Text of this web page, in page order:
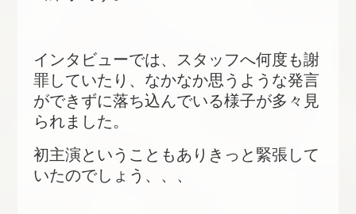
インタビューでは、スタッフへ何度も謝
罪していたり、なかなか思うような発言
ができずに落ち込んでいる様子が多々見
られました。
初主演ということもありきっと緊張して
いたのでしょう、、、